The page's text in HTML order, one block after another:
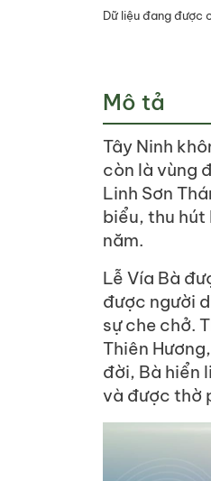
Dữ liệu đang được
Mô tả
Tây Ninh
còn là vùng
Linh Sơn
biểu, thu hút
năm.
Lễ Vía Bà
được người
sự che chở.
Thiên
đời, Bà hiển
và được thờ